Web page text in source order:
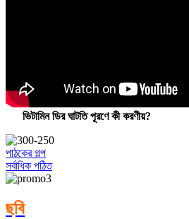
ভিটামিন ডির ঘাটতি পূরণে কী করণীয়?
পাঠকের গল্প
সর্বাধিক পঠিত
ছবি